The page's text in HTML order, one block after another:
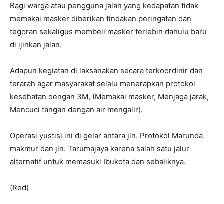
Bagi warga atau pengguna jalan yang kedapatan tidak
memakai masker diberikan tindakan peringatan dan
tegoran sekaligus membeli masker terlebih dahulu baru
di ijinkan jalan.
Adapun kegiatan di laksanakan secara terkoordinir dan
terarah agar masyarakat selalu menerapkan protokol
kesehatan dengan 3M, (Memakai masker, Menjaga jarak,
Mencuci tangan dengan air mengalir).
Operasi yustisi ini di gelar antara jln. Protokol Marunda
makmur dan jln. Tarumajaya karena salah satu jalur
alternatif untuk memasuki Ibukota dan sebaliknya.
(Red)